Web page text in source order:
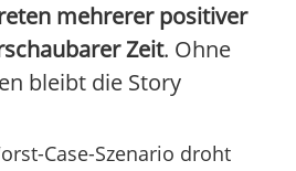
mehrerer positiver
Zeit. Ohne
bleibt die Story
Case-Szenario droht